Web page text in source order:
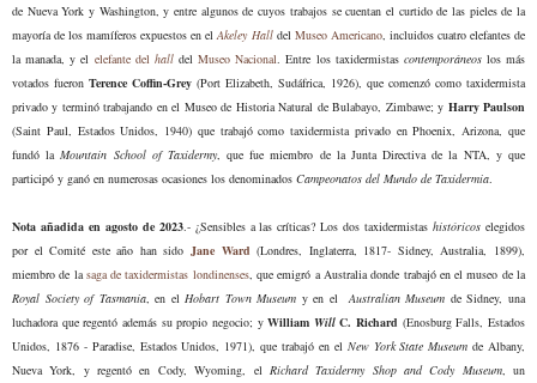
de Nueva York y Washington, y entre algunos de cuyos trabajos se cuentan el curtido de las pieles de la
mayoría de los mamíferos expuestos en elAkeley Halldel Museo Americano, incluidos cuatro elefantes de
la manada, y el elefante del halldelMuseo Nacional . Entre los taxidermistas contemporáneoslos más
votados fueron Terence Coffin-Grey (Port Elizabeth, Sudáfrica, 1926), que comenzó como taxidermista
privado y terminó trabajando en el Museo de Historia Natural de Bulabayo, Zimbawe; y Harry Paulson
(Saint Paul, Estados Unidos, 1940) que trabajó como taxidermista privado en Phoenix, Arizona, que
fundó laMountain School of Taxidermy, que fue miembro de la Junta Directiva de la NTA, y que
participó y ganó en numerosas ocasiones los denominados Campeonatos del Mundo de Taxidermia
Nota añadida en agosto de 2023.- ¿Sensibles a las críticas? Los dos taxidermistashistóricos elegidos
por el Comité este año han sido Jane Ward (Londres, Inglaterra, 1817- Sidney, Australia, 1899),
miembro de la saga de taxidermistas londinenses, que emigró a Australia donde trabajó en el museo de la
Royal Society of Tasmania, en elHobart Town Museum y en el Australian Museum de Sidney, una
luchadora que regentó además su propio negocio; yWilliam WillC. Richard (Enosburg Falls, Estados
Unidos, 1876 - Paradise, Estados Unidos, 1971), que trabajó en el New York State Museum de Albany,
Nueva York, y regentó en Cody, Wyoming, el Richard Taxidermy Shop and Cody Museum, un